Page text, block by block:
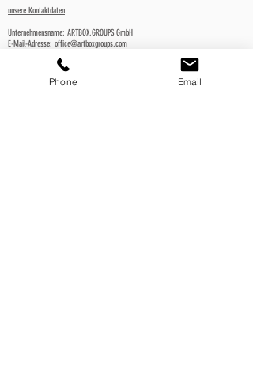
unsere Kontaktdaten
Unternehmensname: ARTBOX.GROUPS GmbH
E-Mail-Adresse: office@artboxgroups.com
Straße und Hausnummer: Schmidgasse 4
Postleitzahl: 6300
Phone Email